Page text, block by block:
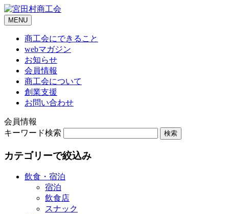
Skip
to
content
MENU
商工会にできること
webマガジン
お知らせ
会員情報
商工会について
創業支援
お問い合わせ
会員情報
キーワード検索
カテゴリーで絞込み
飲食・宿泊
宿泊
飲食店
スナック